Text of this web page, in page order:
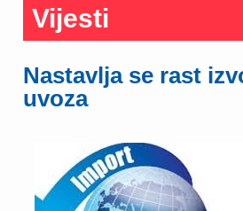
Vijesti
Nastavlja se rast
uvoza